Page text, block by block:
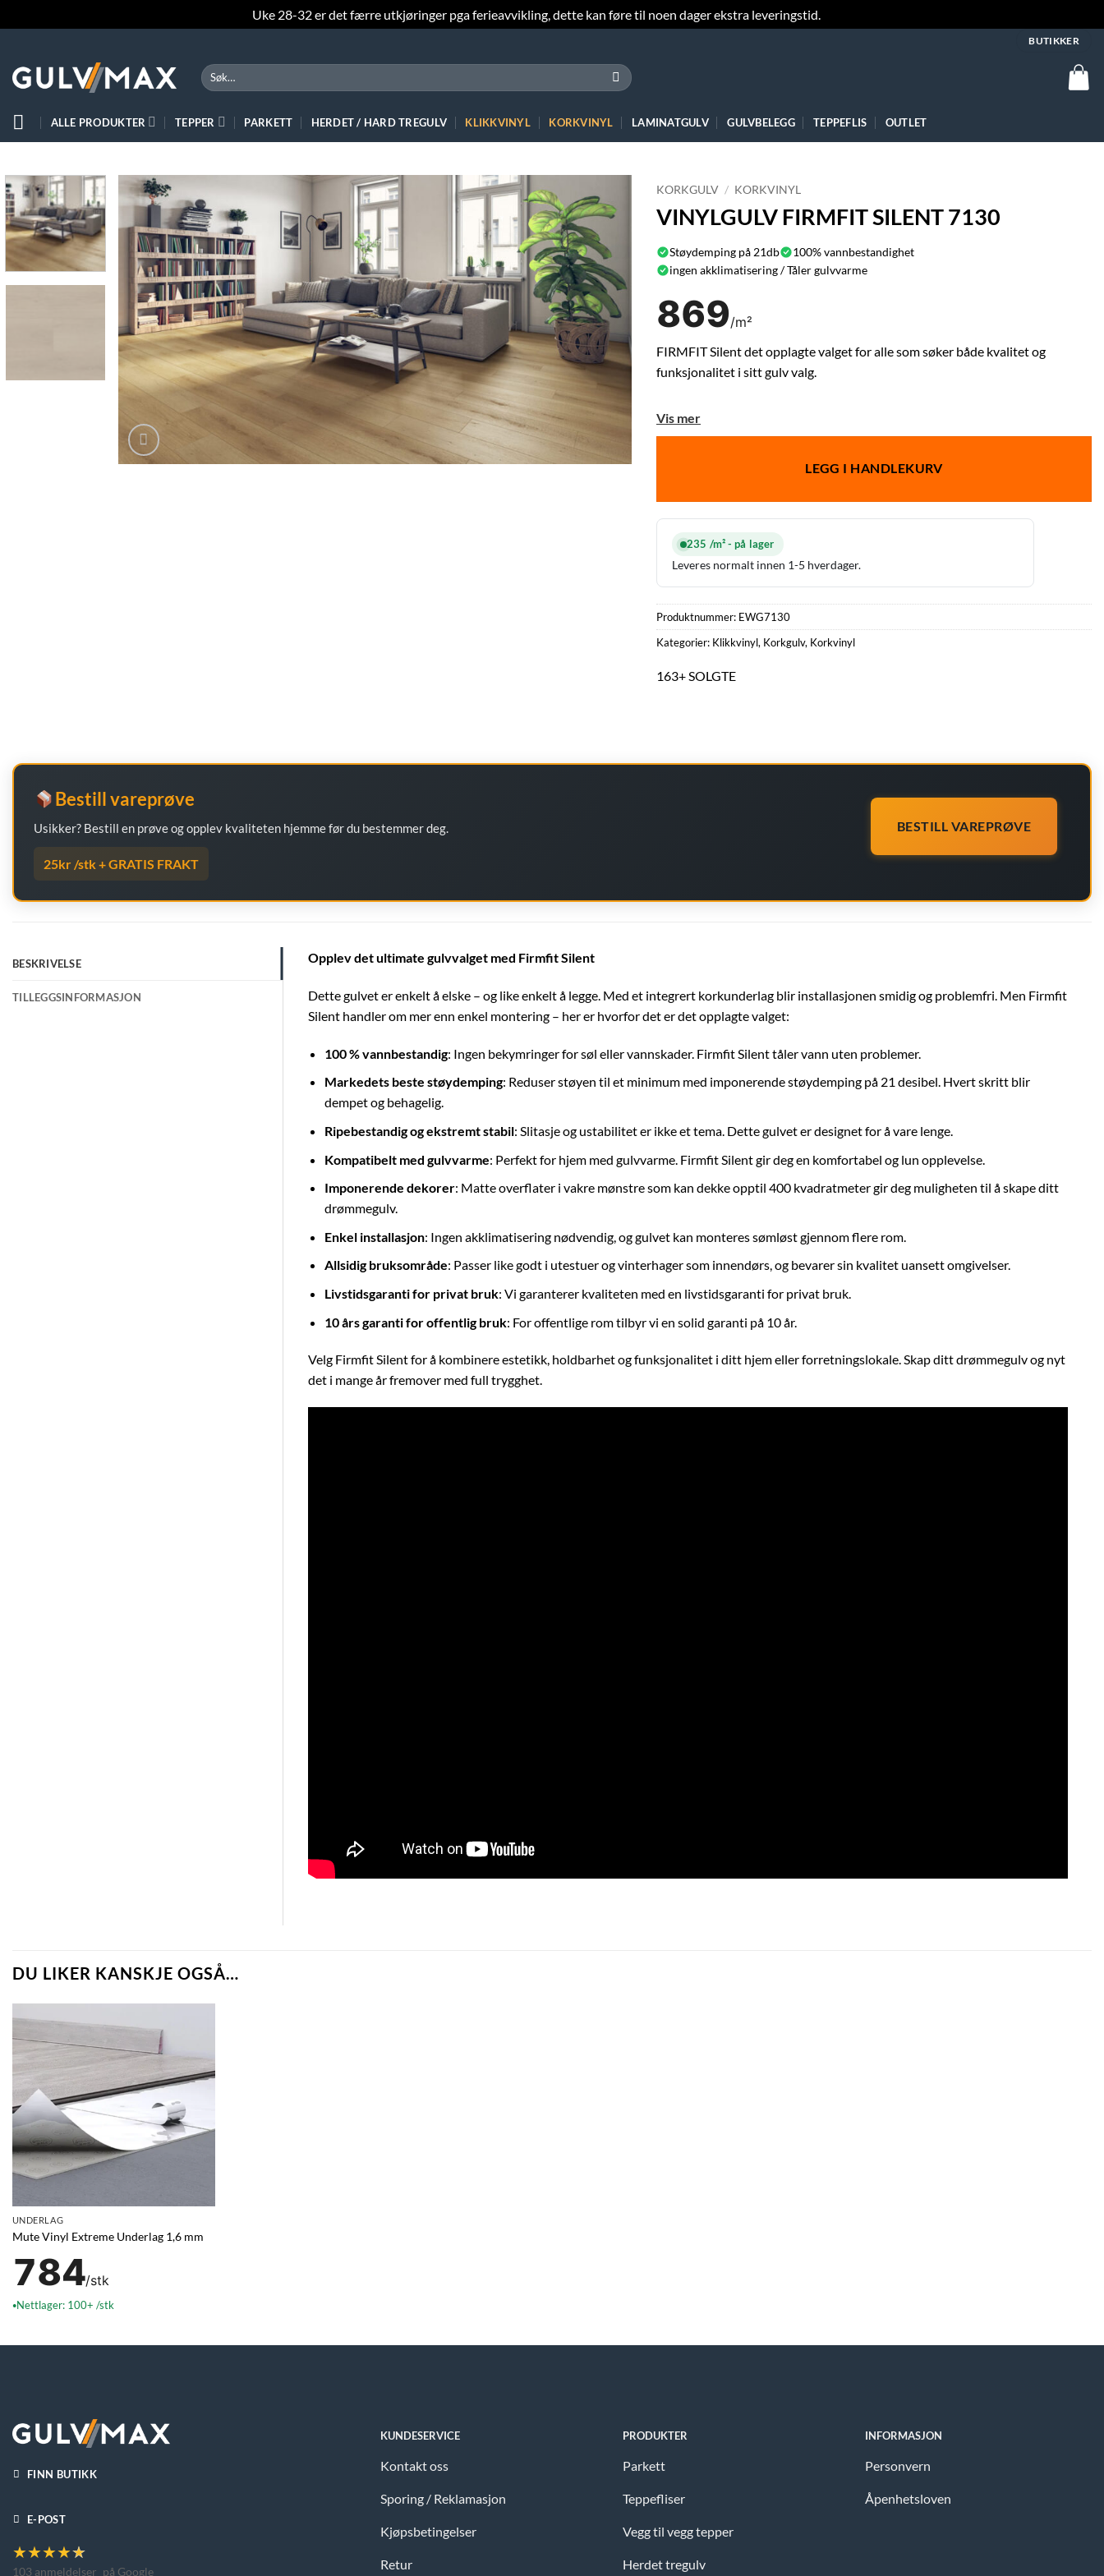
Uke 28-32 er det færre utkjøringer pga ferieavvikling, dette kan føre til noen dager ekstra leveringstid.
content
BUTIKKER
Søk
etter:
ALLE PRODUKTER TEPPER PARKETT HERDET / HARD TREGULV KLIKKVINYL KORKVINYL LAMINATGULV GULVBELEGG TEPPEFLIS OUTLET
KORKGULV / KORKVINYL
VINYLGULV FIRMFIT SILENT 7130
Støydemping på 21db
100% vannbestandighet
ingen akklimatisering / Tåler gulvvarme
869/m²
FIRMFIT Silent det opplagte valget for alle som søker både kvalitet og
funksjonalitet i sitt gulv valg.
Vis mer
LEGG I HANDLEKURV
235 /m² - på lager
Leveres normalt innen 1-5 hverdager.
Produktnummer: EWG7130
Kategorier: Klikkvinyl, Korkgulv, Korkvinyl
163+ SOLGTE
Bestill vareprøve
Usikker? Bestill en prøve og opplev kvaliteten hjemme før du bestemmer deg.
25kr /stk + GRATIS FRAKT
BESTILL VAREPRØVE
BESKRIVELSE
TILLEGGSINFORMASJON
Opplev det ultimate gulvvalget med Firmfit Silent
Dette gulvet er enkelt å elske – og like enkelt å legge. Med et integrert korkunderlag blir installasjonen smidig og problemfri. Men Firmfit
Silent handler om mer enn enkel montering – her er hvorfor det er det opplagte valget:
100 % vannbestandig: Ingen bekymringer for søl eller vannskader. Firmfit Silent tåler vann uten problemer.
Markedets beste støydemping: Reduser støyen til et minimum med imponerende støydemping på 21 desibel. Hvert skritt blir
dempet og behagelig.
Ripebestandig og ekstremt stabil: Slitasje og ustabilitet er ikke et tema. Dette gulvet er designet for å vare lenge.
Kompatibelt med gulvvarme: Perfekt for hjem med gulvvarme. Firmfit Silent gir deg en komfortabel og lun opplevelse.
Imponerende dekorer: Matte overflater i vakre mønstre som kan dekke opptil 400 kvadratmeter gir deg muligheten til å skape ditt
drømmegulv.
Enkel installasjon: Ingen akklimatisering nødvendig, og gulvet kan monteres sømløst gjennom flere rom.
Allsidig bruksområde: Passer like godt i utestuer og vinterhager som innendørs, og bevarer sin kvalitet uansett omgivelser.
Livstidsgaranti for privat bruk: Vi garanterer kvaliteten med en livstidsgaranti for privat bruk.
10 års garanti for offentlig bruk: For offentlige rom tilbyr vi en solid garanti på 10 år.
Velg Firmfit Silent for å kombinere estetikk, holdbarhet og funksjonalitet i ditt hjem eller forretningslokale. Skap ditt drømmegulv og nyt
det i mange år fremover med full trygghet.
DU LIKER KANSKJE OGSÅ…
UNDERLAG
Mute Vinyl Extreme Underlag 1,6 mm
784/stk
●Nettlager: 100+ /stk
FINN BUTIKK
E-POST
★★★★★
103 anmeldelser på Google
KUNDESERVICE
Kontakt oss
Sporing / Reklamasjon
Kjøpsbetingelser
Retur
PRODUKTER
Parkett
Teppefliser
Vegg til vegg tepper
Herdet tregulv
INFORMASJON
Personvern
Åpenhetsloven